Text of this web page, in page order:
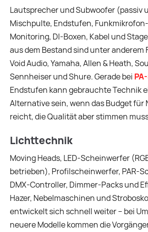
Lautsprecher und Subwoofer (passiv
Mischpulte, Endstufen,
Monitoring, DI-Boxen, Kabel und
aus dem Bestand sind unter anderem
Void Audio, Yamaha, Allen & Heath,
Sennheiser und Shure. Gerade bei
Endstufen kann gebrauchte Technik
Alternative sein, wenn das Budget für
reicht, die Qualität aber stimmen
Lichttechnik
Moving Heads, LED-Scheinwerfer
betrieben), Profilscheinwerfer, PAR-
DMX-Controller, Dimmer-Packs und
Hazer, Nebelmaschinen und
entwickelt sich schnell weiter – bei
neuere Modelle kommen die